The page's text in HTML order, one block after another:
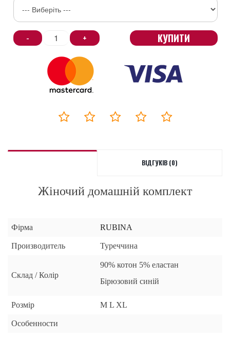
- + КУПИТИ
ВІДГУКІВ (0)
Жіночий домашній комплект
Фірма RUBINA
Производитель Туреччина
Склад / Колір
90% котон 5% еластан
Бірюзовий синій
Розмір M L XL
Особенности